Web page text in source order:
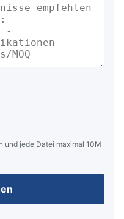
und jede Datei maximal 10M